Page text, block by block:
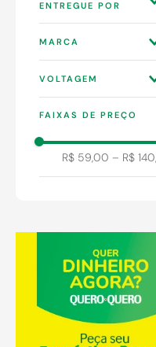
QUERO S.A
MARCA
VOLTAGEM
220 V
220V
FAIXAS DE PREÇO
R$ 59,00 – R$